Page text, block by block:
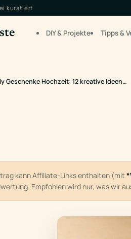
kuratiert
DIY & Projekte Tipps &
Geschenke Hochzeit: 12 kreative Ideen…
kann Affiliate-Links enthalten (mit
Empfohlen wird nur, was wir